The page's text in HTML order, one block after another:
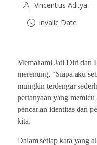
Vincentius Aditya
Invalid Date
Memahami Jati Diri dan
merenung, "Siapa aku
mungkin terdengar
pertanyaan yang
pencarian identitas dan
kita.
Dalam setiap kata yang